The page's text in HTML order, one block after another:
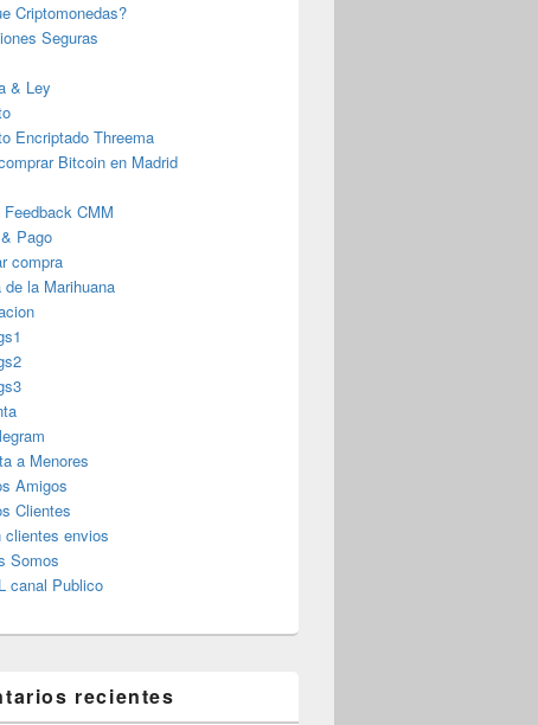
en España: De Andalucía a Barcelona**
Criptomonedas?
Seguras
& Ley
Encriptado Threema
Bitcoin en Madrid
CMM
Pago
compra
de la Marihuana
a Menores
Amigos
Clientes
clientes envios
Somos
canal Publico
recientes